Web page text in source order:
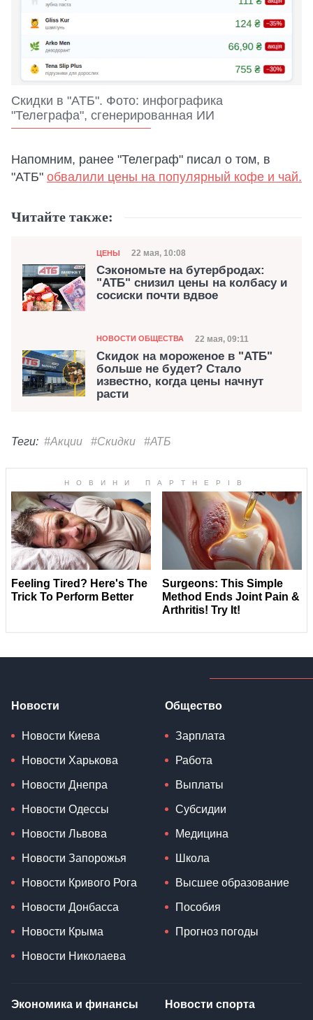
Скидки в "АТБ". Фото: инфографика
"Телеграфа", сгенерированная ИИ
Напомним, ранее "Телеграф" писал о том, в
"АТБ" обвалили цены на популярный кофе и чай.
Читайте также:
Категория
ЦЕНЫ Дата публикации
22 мая, 10:08
Сэкономьте на бутербродах:
"АТБ" снизил цены на колбасу и
сосиски почти вдвое
Категория
НОВОСТИ ОБЩЕСТВА Дата публикации
22 мая, 09:11
Скидок на мороженое в "АТБ"
больше не будет? Стало
известно, когда цены начнут
расти
Теги: #Акции #Скидки #АТБ
Новости
Новости Киева
Новости Харькова
Новости Днепра
Новости Одессы
Новости Львова
Новости Запорожья
Новости Кривого Рога
Новости Донбасса
Новости Крыма
Новости Николаева
Общество
Зарплата
Работа
Выплаты
Субсидии
Медицина
Школа
Высшее образование
Пособия
Прогноз погоды
Экономика и финансы Новости спорта